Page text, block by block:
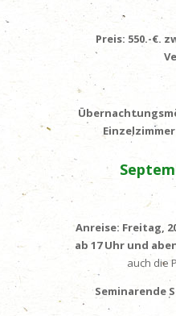
Preis: 550.-€.
Anreise: Freitag,
ab 17 Uhr und
auch die
Seminarende